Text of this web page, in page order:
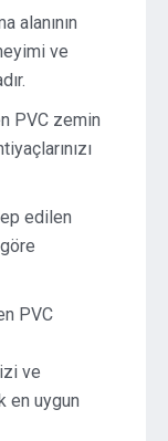
alanının
ve
PVC zemin
edilen
PVC
ve
en uygun